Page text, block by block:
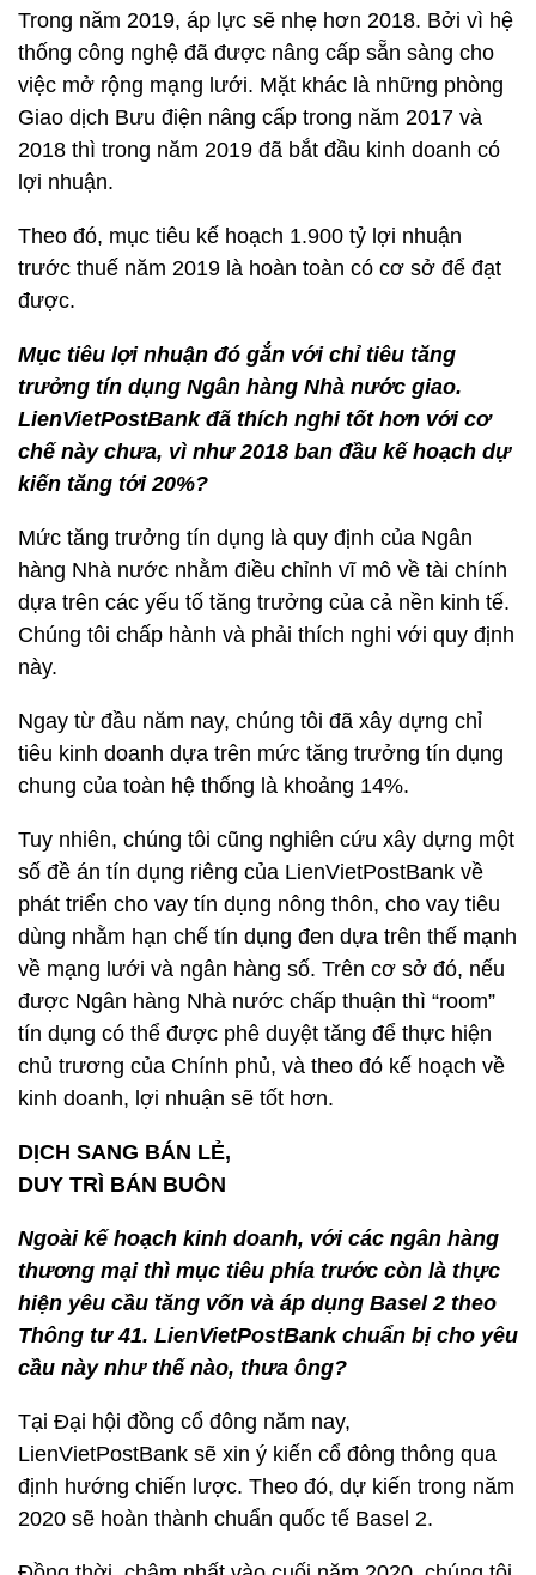
Trong năm 2019, áp lực sẽ nhẹ hơn 2018. Bởi vì hệ
thống công nghệ đã được nâng cấp sẵn sàng cho
việc mở rộng mạng lưới. Mặt khác là những phòng
Giao dịch Bưu điện nâng cấp trong năm 2017 và
2018 thì trong năm 2019 đã bắt đầu kinh doanh có
lợi nhuận.
Theo đó, mục tiêu kế hoạch 1.900 tỷ lợi nhuận
trước thuế năm 2019 là hoàn toàn có cơ sở để đạt
được.
Mục tiêu lợi nhuận đó gắn với chỉ tiêu tăng
trưởng tín dụng Ngân hàng Nhà nước giao.
LienVietPostBank đã thích nghi tốt hơn với cơ
chế này chưa, vì như 2018 ban đầu kế hoạch dự
kiến tăng tới 20%?
Mức tăng trưởng tín dụng là quy định của Ngân
hàng Nhà nước nhằm điều chỉnh vĩ mô về tài chính
dựa trên các yếu tố tăng trưởng của cả nền kinh tế.
Chúng tôi chấp hành và phải thích nghi với quy định
này.
Ngay từ đầu năm nay, chúng tôi đã xây dựng chỉ
tiêu kinh doanh dựa trên mức tăng trưởng tín dụng
chung của toàn hệ thống là khoảng 14%.
Tuy nhiên, chúng tôi cũng nghiên cứu xây dựng một
số đề án tín dụng riêng của LienVietPostBank về
phát triển cho vay tín dụng nông thôn, cho vay tiêu
dùng nhằm hạn chế tín dụng đen dựa trên thế mạnh
về mạng lưới và ngân hàng số. Trên cơ sở đó, nếu
được Ngân hàng Nhà nước chấp thuận thì “room”
tín dụng có thể được phê duyệt tăng để thực hiện
chủ trương của Chính phủ, và theo đó kế hoạch về
kinh doanh, lợi nhuận sẽ tốt hơn.
DỊCH SANG BÁN LẺ,
DUY TRÌ BÁN BUÔN
Ngoài kế hoạch kinh doanh, với các ngân hàng
thương mại thì mục tiêu phía trước còn là thực
hiện yêu cầu tăng vốn và áp dụng Basel 2 theo
Thông tư 41. LienVietPostBank chuẩn bị cho yêu
cầu này như thế nào, thưa ông?
Tại Đại hội đồng cổ đông năm nay,
LienVietPostBank sẽ xin ý kiến cổ đông thông qua
định hướng chiến lược. Theo đó, dự kiến trong năm
2020 sẽ hoàn thành chuẩn quốc tế Basel 2.